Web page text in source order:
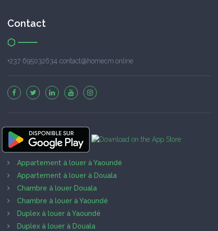
Contact
+237 695032634 contact@homecm.online
Appartement à louer à Yaoundé
Appartement à louer à Douala
Chambre à louer Douala
Chambre à louer à Yaoundé
Duplex à louer à Yaoundé
Duplex à louer à Douala